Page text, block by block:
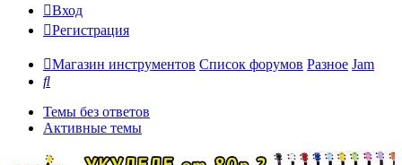
Вход
Регистрация
Магазин инструментов Список форумов Разное Jam
Поиск
Темы без ответов
Активные темы